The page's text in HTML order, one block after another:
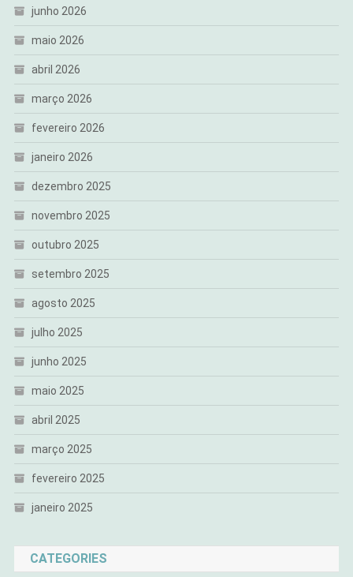
junho 2026
maio 2026
abril 2026
março 2026
fevereiro 2026
janeiro 2026
dezembro 2025
novembro 2025
outubro 2025
setembro 2025
agosto 2025
julho 2025
junho 2025
maio 2025
abril 2025
março 2025
fevereiro 2025
janeiro 2025
CATEGORIES